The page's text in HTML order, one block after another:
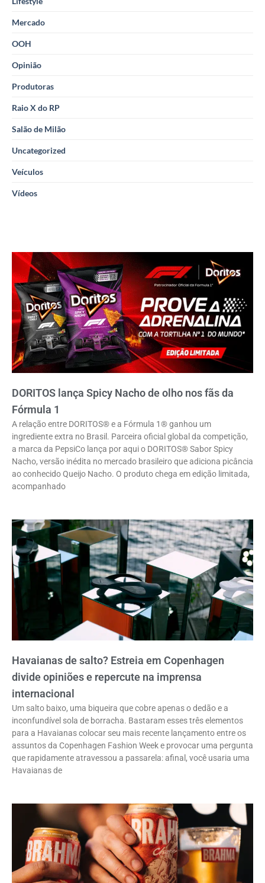
Mercado
OOH
Opinião
Produtoras
Raio X do RP
Salão de Milão
Uncategorized
Veículos
Vídeos
DORITOS lança Spicy Nacho de olho nos fãs da
Fórmula 1
A relação entre DORITOS® e a Fórmula 1® ganhou um
ingrediente extra no Brasil. Parceira oficial global da competição,
a marca da PepsiCo lança por aqui o DORITOS® Sabor Spicy
Nacho, versão inédita no mercado brasileiro que adiciona picância
ao conhecido Queijo Nacho. O produto chega em edição limitada,
acompanhado
Havaianas de salto? Estreia em Copenhagen
divide opiniões e repercute na imprensa
internacional
Um salto baixo, uma biqueira que cobre apenas o dedão e a
inconfundível sola de borracha. Bastaram esses três elementos
para a Havaianas colocar seu mais recente lançamento entre os
assuntos da Copenhagen Fashion Week e provocar uma pergunta
que rapidamente atravessou a passarela: afinal, você usaria uma
Havaianas de